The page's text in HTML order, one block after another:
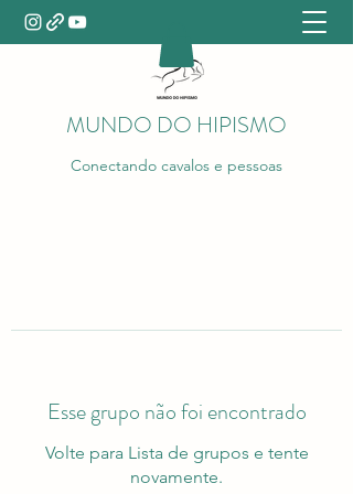
MUNDO DO HIPISMO
Conectando cavalos e pessoas
Esse grupo não foi encontrado
Volte para Lista de grupos e tente
novamente.